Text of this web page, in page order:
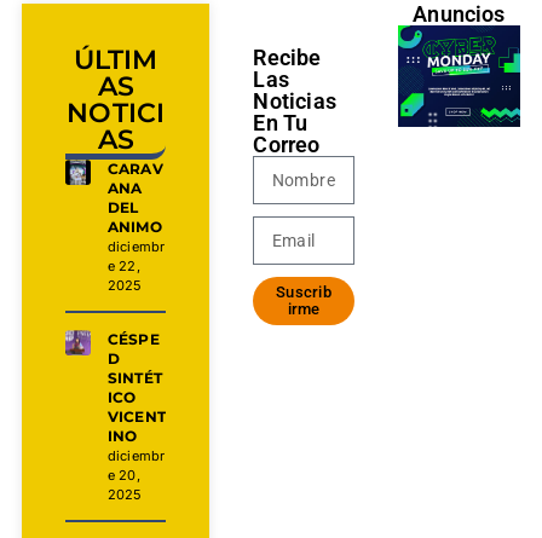
ÚLTIM
AS
NOTICI
AS
CARAV
ANA
DEL
ANIMO
diciembr
e 22,
2025
CÉSPE
D
SINTÉT
ICO
VICENT
INO
diciembr
e 20,
2025
Recibe
Las
Noticias
En Tu
Correo
Suscrib
irme
Anuncios